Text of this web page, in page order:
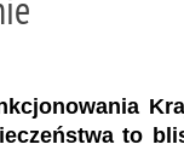
to